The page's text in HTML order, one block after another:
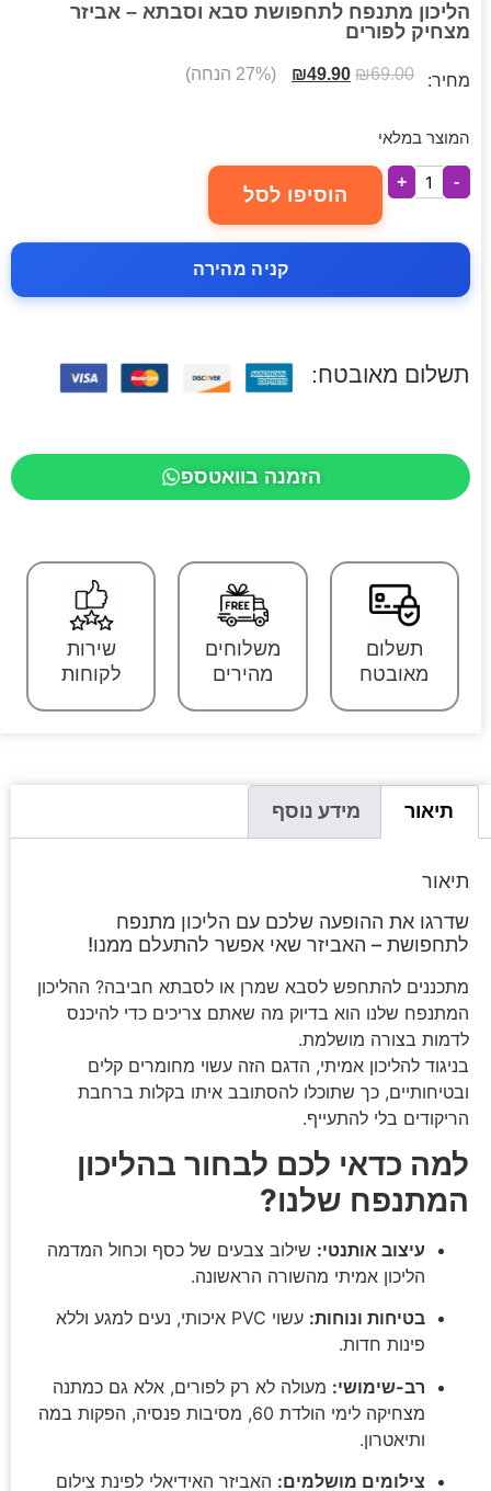
הליכון מתנפח לתחפושת סבא וסבתא – אביזר
מצחיק לפורים
מחיר: ₪69.00
₪49.90 (27% הנחה)
המוצר במלאי
-
+
הוסיפו לסל
קניה מהירה
תשלום מאובטח:
הזמנה בוואטספ
תשלום
מאובטח
משלוחים
מהירים
שירות
לקוחות
תיאור מידע נוסף
תיאור
שדרגו את ההופעה שלכם עם הליכון מתנפח
לתחפושת – האביזר שאי אפשר להתעלם ממנו!
מתכננים להתחפש לסבא שמרן או לסבתא חביבה? ההליכון
המתנפח שלנו הוא בדיוק מה שאתם צריכים כדי להיכנס
לדמות בצורה מושלמת.
בניגוד להליכון אמיתי, הדגם הזה עשוי מחומרים קלים
ובטיחותיים, כך שתוכלו להסתובב איתו בקלות ברחבת
הריקודים בלי להתעייף.
למה כדאי לכם לבחור בהליכון
המתנפח שלנו?
עיצוב אותנטי: שילוב צבעים של כסף וכחול המדמה
הליכון אמיתי מהשורה הראשונה.
בטיחות ונוחות:
עשוי PVC איכותי, נעים למגע וללא
פינות חדות.
רב-שימושי: מעולה לא רק לפורים, אלא גם כמתנה
מצחיקה לימי הולדת 60, מסיבות פנסיה, הפקות במה
ותיאטרון.
צילומים מושלמים: האביזר האידיאלי לפינת צילום